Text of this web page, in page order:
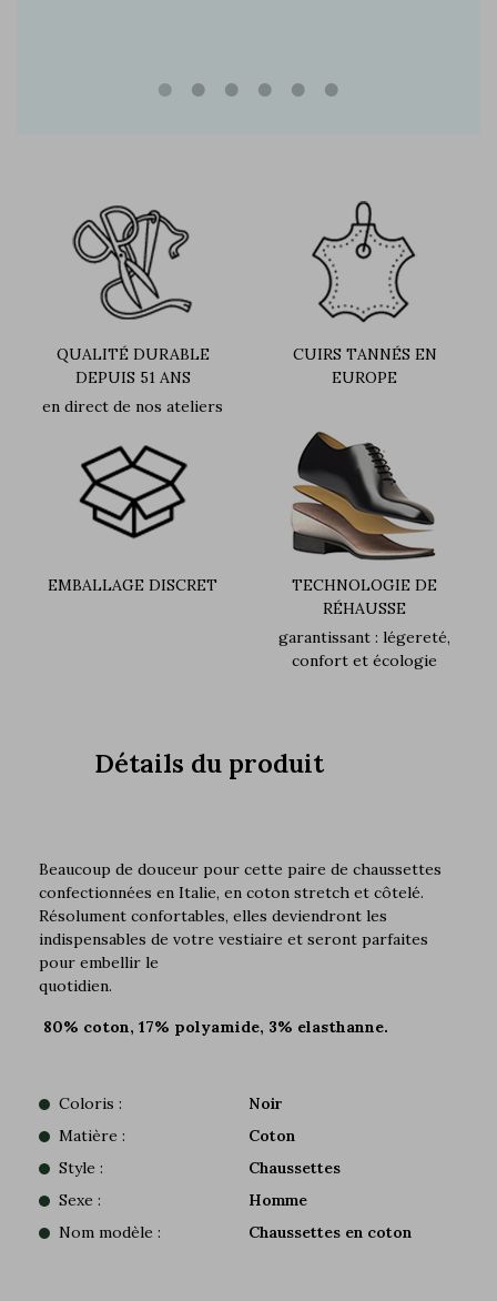
QUALITÉ DURABLE
DEPUIS 51 ANS
en direct de nos ateliers
CUIRS TANNÉS EN
EUROPE
EMBALLAGE DISCRET
TECHNOLOGIE DE
RÉHAUSSE
garantissant : légereté,
confort et écologie
Détails du produit
Beaucoup de douceur pour cette paire de chaussettes
confectionnées en Italie, en coton stretch et côtelé.
Résolument confortables, elles deviendront les
indispensables de votre vestiaire et seront parfaites
pour embellir le
80% coton, 17% polyamide, 3% elasthanne.
Coloris :
Noir
Matière :
Coton
Style :
Chaussettes
Sexe :
Homme
Nom modèle :
Chaussettes en coton